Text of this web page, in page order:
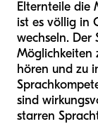
Elternteile die
ist es völlig in
wechseln. Der
Möglichkeiten
hören und zu
sind
starren